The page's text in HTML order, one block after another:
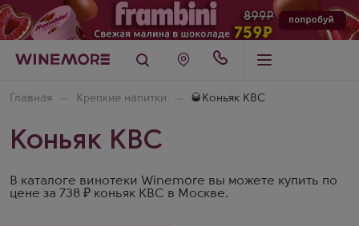
Главная Крепкие напитки 🥃Коньяк КВС
Коньяк КВС
В каталоге винотеки Winemore вы можете купить по
цене за 738 ₽ коньяк КВС в Москве.